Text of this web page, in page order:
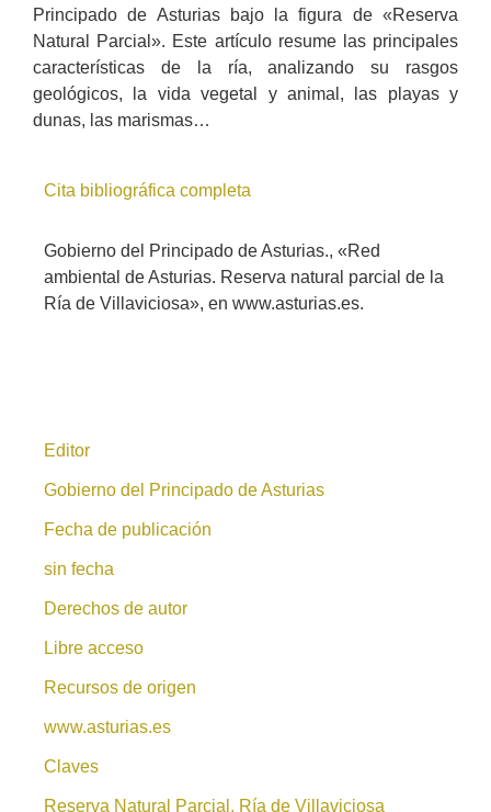
Principado de Asturias bajo la figura de «Reserva
Natural Parcial». Este artículo resume las principales
características de la ría, analizando su rasgos
geológicos, la vida vegetal y animal, las playas y
dunas, las marismas…
Cita bibliográfica completa
Gobierno del Principado de Asturias., «Red
ambiental de Asturias. Reserva natural parcial de la
Ría de Villaviciosa», en www.asturias.es.
Editor
Gobierno del Principado de Asturias
Fecha de publicación
sin fecha
Derechos de autor
Libre acceso
Recursos de origen
www.asturias.es
Claves
Reserva Natural Parcial, Ría de Villaviciosa